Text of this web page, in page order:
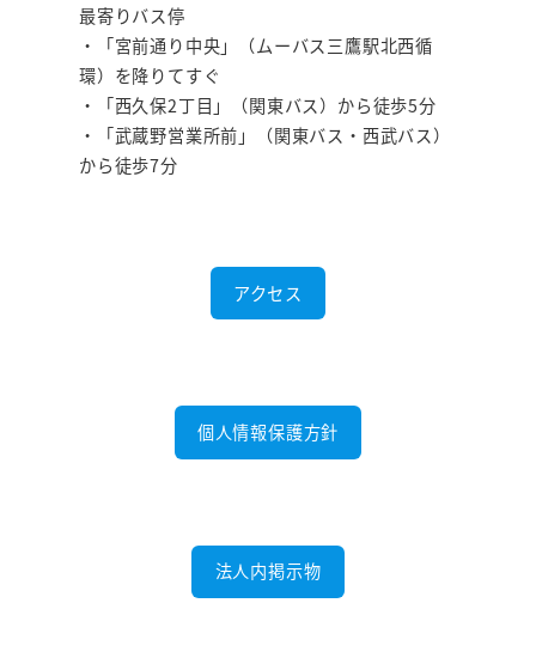
最寄りバス停
・「宮前通り中央」（ムーバス三鷹駅北西循
環）を降りてすぐ
・「西久保2丁目」（関東バス）から徒歩5分
・「武蔵野営業所前」（関東バス・西武バス）
から徒歩7分
アクセス
個人情報保護方針
法人内掲示物